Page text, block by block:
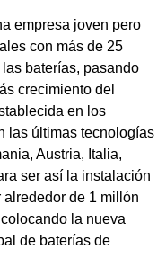
empresa joven pero
con más de 25
baterías, pasando
crecimiento del
en los
las últimas tecnologías
Austria, Italia,
ser así la instalación
alrededor de 1 millón
la nueva
de baterías de